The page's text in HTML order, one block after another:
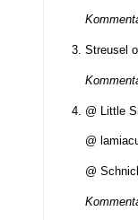
Streusel
@ Little
@
@